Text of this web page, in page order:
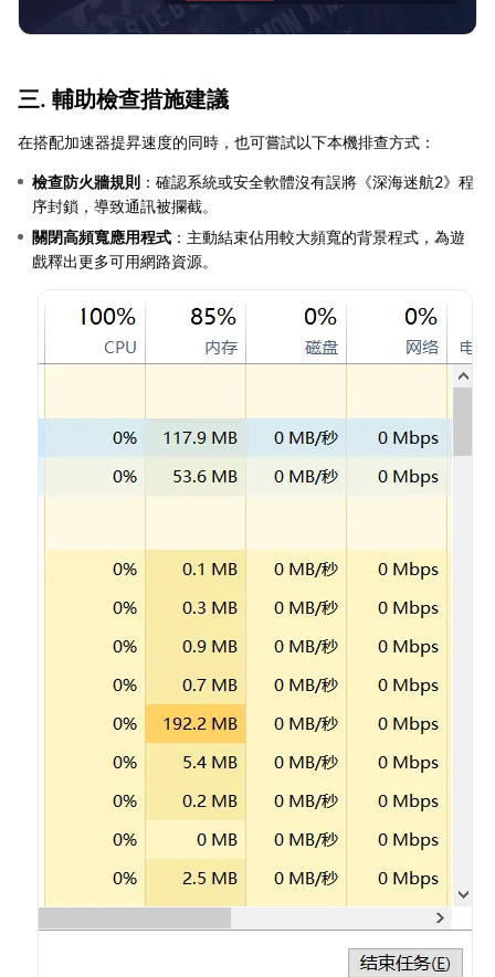
三. 輔助檢查措施建議
在搭配加速器提昇速度的同時，也可嘗試以下本機排查方式：
檢查防火牆規則 ：確認系統或安全軟體沒有誤將《深海迷航2》程
序封鎖，導致通訊被攔截。
關閉高頻寬應用程式 ：主動結束佔用較大頻寬的背景程式，為遊
戲釋出更多可用網路資源。